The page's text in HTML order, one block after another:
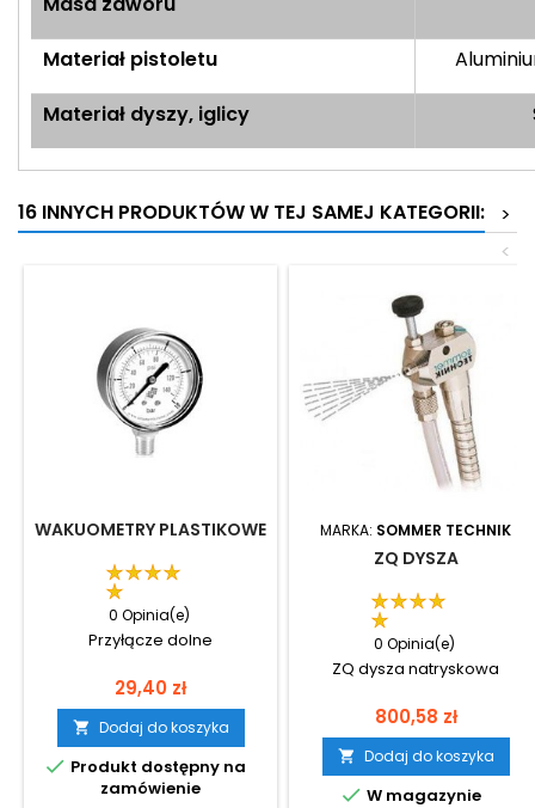
Materiał pistoletu
Materiał dyszy, iglicy
16 INNYCH PRODUKTÓW W TEJ SAMEJ KATEGORII:
>
<
WAKUOMETRY PLASTIKOWE
0 Opinia(e)
Przyłącze dolne
Cena
29,40 zł
 Dodaj do koszyka
 Produkt dostępny na
zamówienie
MARKA: SOMMER TECHNIK
ZQ DYSZA
0 Opinia(e)
ZQ dysza natryskowa
Cena
800,58 zł
 Dodaj do koszyka
 W magazynie